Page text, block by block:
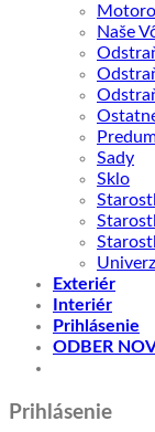
Naše
Sady
Sklo
Exteriér
Interiér
Prihlásenie
ODBER
Prihlásenie